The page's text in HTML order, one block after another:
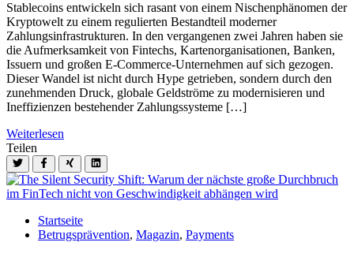
Stablecoins entwickeln sich rasant von einem Nischenphänomen der
Krypto­welt zu einem regulierten Bestandteil moderner
Zahlungsinfrastrukturen. In den vergangenen zwei Jahren haben sie
die Aufmerksamkeit von Fintechs, Kartenorganisationen, Banken,
Issuern und großen E-Commerce-Unternehmen auf sich gezogen.
Dieser Wandel ist nicht durch Hype getrieben, sondern durch den
zunehmenden Druck, globale Geldströme zu modernisieren und
Ineffizienzen bestehender Zahlungssysteme […]
Weiterlesen
Teilen
Startseite
Betrugsprävention, Magazin, Payments